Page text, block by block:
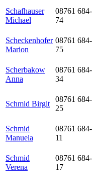
Schafhauser
Michael
08761 684-
74
Scheckenhofer
Marion
08761 684-
75
Scherbakow
Anna
08761 684-
34
Schmid Birgit
08761 684-
25
Schmid
Manuela
08761 684-
11
Schmid
Verena
08761 684-
17